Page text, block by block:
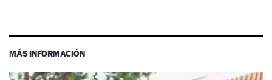
MÁS INFORMACIÓN